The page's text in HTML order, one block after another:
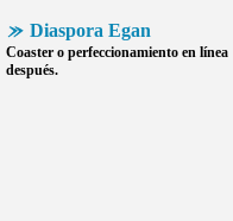
Diaspora Egan
Coaster o perfeccionamiento en línea
después.